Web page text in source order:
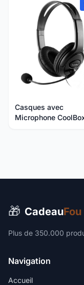
Casques avec
Microphone
🎁 CadeauFou
Plus de 350.000
Navigation
Accueil